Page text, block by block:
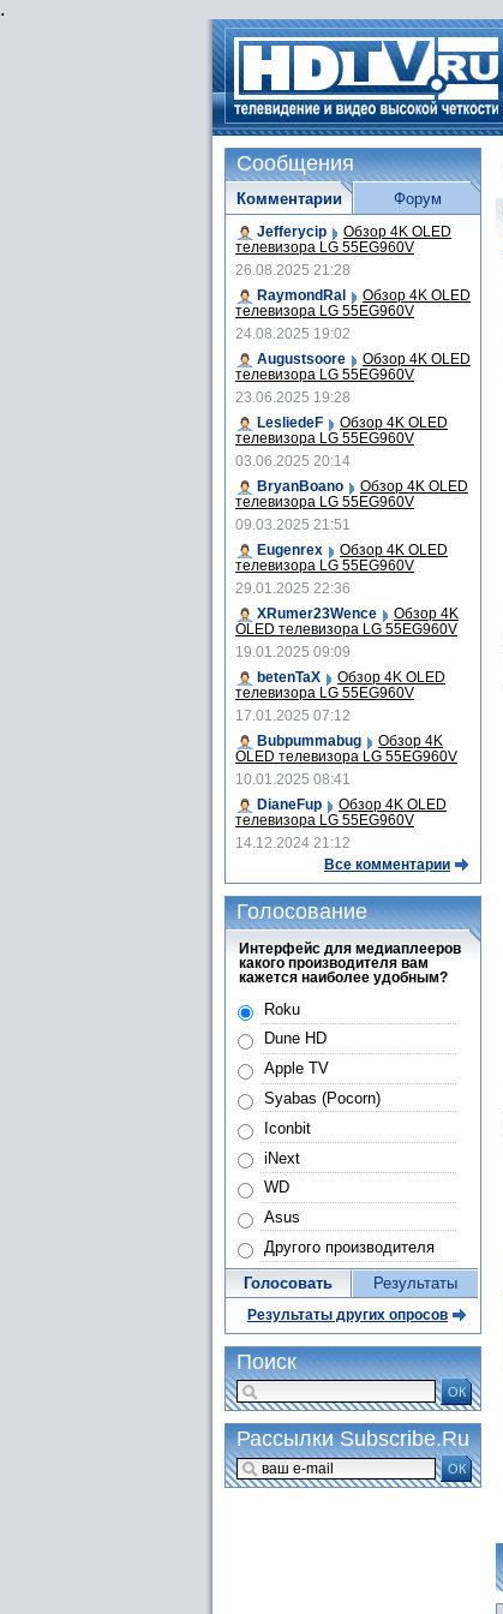
.
Сообщения
Комментарии
Jefferycip Обзор 4K OLED
телевизора LG 55EG960V
26.08.2025 21:28
RaymondRal
Обзор 4K OLED
телевизора LG 55EG960V
24.08.2025 19:02
Augustsoore
Обзор 4K OLED
телевизора LG 55EG960V
23.06.2025 19:28
LesliedeF
Обзор 4K OLED
телевизора LG 55EG960V
03.06.2025 20:14
BryanBoano
Обзор 4K OLED
телевизора LG 55EG960V
09.03.2025 21:51
Eugenrex
Обзор 4K OLED
телевизора LG 55EG960V
29.01.2025 22:36
XRumer23Wence
Обзор 4K
OLED телевизора LG 55EG960V
19.01.2025 09:09
betenTaX
Обзор 4K OLED
телевизора LG 55EG960V
17.01.2025 07:12
Bubpummabug
Обзор 4K
OLED телевизора LG 55EG960V
10.01.2025 08:41
DianeFup
Обзор 4K OLED
телевизора LG 55EG960V
14.12.2024 21:12
Все комментарии
Форум
Голосование
Интерфейс для медиаплееров
какого производителя вам
кажется наиболее удобным?
Roku
Dune HD
Apple TV
Syabas (Pocorn)
Iconbit
iNext
WD
Asus
Другого производителя
Голосовать Результаты
Результаты других опросов
Поиск
ОК
Рассылки Subscribe.Ru
ОК